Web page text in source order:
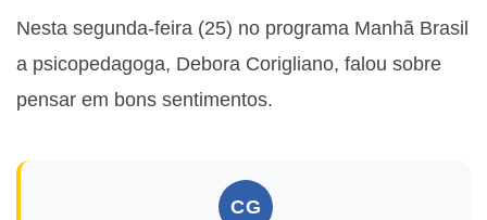
Nesta segunda-feira (25) no programa Manhã Brasil
a psicopedagoga, Debora Corigliano, falou sobre
pensar em bons sentimentos.
CG